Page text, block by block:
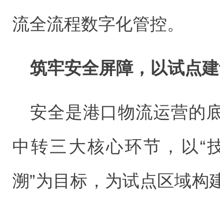
流全流程数字化管控。
筑牢安全屏障，以试点
安全是港口物流运营的
中转三大核心环节，以“
溯”为目标，为试点区域构